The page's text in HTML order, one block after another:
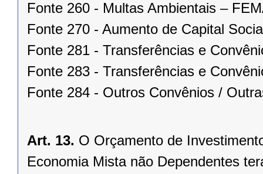
Fonte 260 - Multas Ambientais –
Fonte 270 - Aumento de Capital
Fonte 281 - Transferências e
Fonte 283 - Transferências e
Fonte 284 - Outros Convênios /
Art. 13. O Orçamento de
Economia Mista não Dependentes